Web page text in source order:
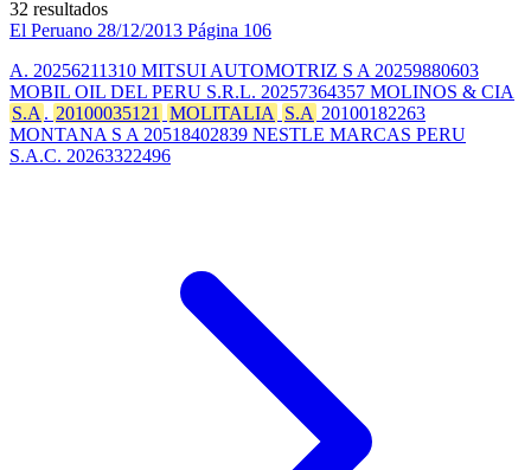
32 resultados
El Peruano 28/12/2013 Página 106
A. 20256211310 MITSUI AUTOMOTRIZ S A 20259880603
MOBIL OIL DEL PERU S.R.L. 20257364357 MOLINOS & CIA
S.A . 20100035121 MOLITALIA S.A 20100182263
MONTANA S A 20518402839 NESTLE MARCAS PERU
S.A.C. 20263322496